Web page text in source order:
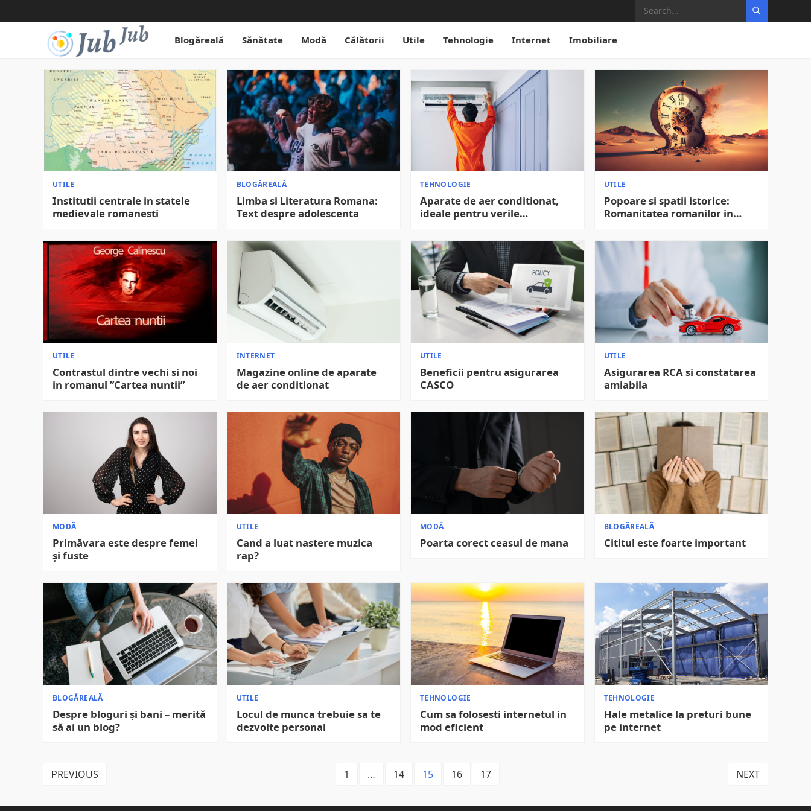
Blogăreală Sănătate Modă Călătorii Utile Tehnologie Internet Imobiliare
UTILE
Institutii centrale in statele
medievale romanesti
BLOGĂREALĂ
Limba si Literatura Romana:
Text despre adolescenta
TEHNOLOGIE
Aparate de aer conditionat,
ideale pentru verile
UTILE
Popoare si spatii istorice:
Romanitatea romanilor in
UTILE
Contrastul dintre vechi si noi
in romanul ”Cartea nuntii”
INTERNET
Magazine online de aparate
de aer conditionat
UTILE
Beneficii pentru asigurarea
CASCO
UTILE
Asigurarea RCA si constatarea
amiabila
MODĂ
Primăvara este despre femei
și fuste
UTILE
Cand a luat nastere muzica
rap?
MODĂ
Poarta corect ceasul de mana
BLOGĂREALĂ
Cititul este foarte important
BLOGĂREALĂ
Despre bloguri și bani – merită
să ai un blog?
UTILE
Locul de munca trebuie sa te
dezvolte personal
TEHNOLOGIE
Cum sa folosesti internetul in
mod eficient
TEHNOLOGIE
Hale metalice la preturi bune
pe internet
PAGINAȚIE
PREVIOUS 1 … 14 15 16 17 NEXT